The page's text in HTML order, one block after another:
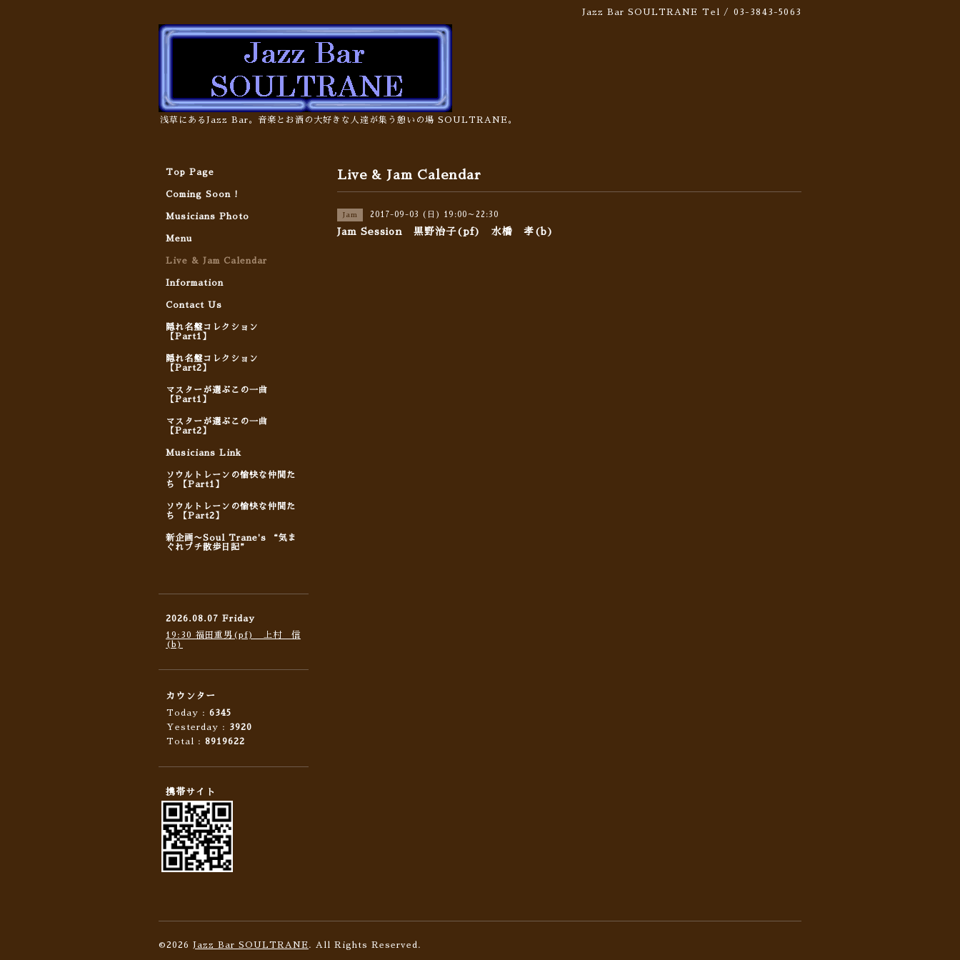
Jazz Bar SOULTRANE Tel / 03-3843-5063
浅草にあるJazz Bar。音楽とお酒の大好きな人達が集う憩いの場 SOULTRANE。
Live & Jam Calendar
Jam 2017-09-03 (日) 19:00～22:30
Jam Session 黒野治子(pf) 水橋 孝(b)
Top Page
Coming Soon !
Musicians Photo
Menu
Live & Jam Calendar
Information
Contact Us
隠れ名盤コレクション
【Part1】
隠れ名盤コレクション
【Part2】
マスターが選ぶこの一曲
【Part1】
マスターが選ぶこの一曲
【Part2】
Musicians Link
ソウルトレーンの愉快な仲間た
ち 【Part1】
ソウルトレーンの愉快な仲間た
ち 【Part2】
新企画〜Soul Trane's “気ま
ぐれプチ散歩日記”
2026.08.07 Friday
19:30 福田重男(pf) 上村 信
(b)
カウンター
Today : 6345
Yesterday : 3920
Total : 8919622
携帯サイト
©2026 Jazz Bar SOULTRANE . All Rights Reserved.